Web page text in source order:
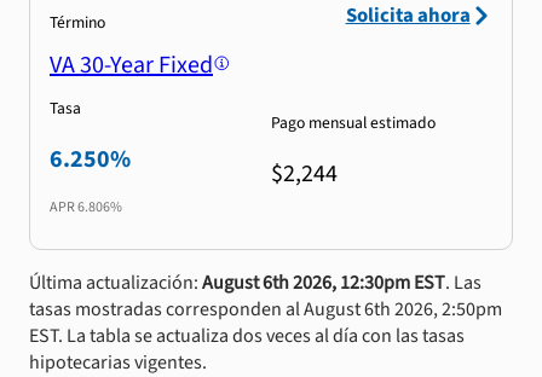
Término
VA 30-Year Fixed
Tasa
6.250%
APR6.806%
Pago mensual estimado
$2,244
Solicita ahora
Última actualización:August 6th 2026, 12:30pm EST. Las
tasas mostradas corresponden al August 6th 2026, 2:50pm
EST. La tabla se actualiza dos veces al día con las tasas
hipotecarias vigentes.